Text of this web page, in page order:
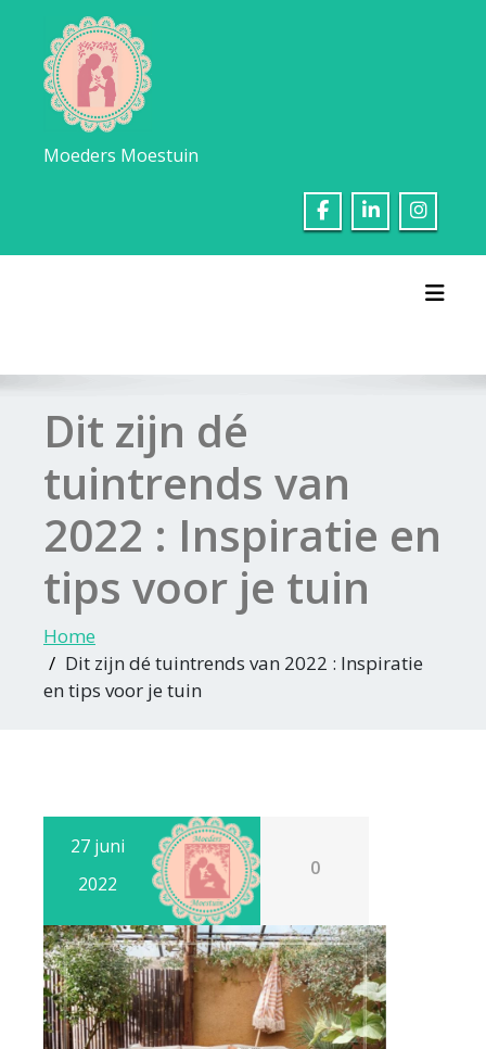
inhoud
Moeders Moestuin
Dit zijn dé
tuintrends van
2022 : Inspiratie en
tips voor je tuin
Home
Dit zijn dé tuintrends van 2022 : Inspiratie
en tips voor je tuin
27 juni
2022
0